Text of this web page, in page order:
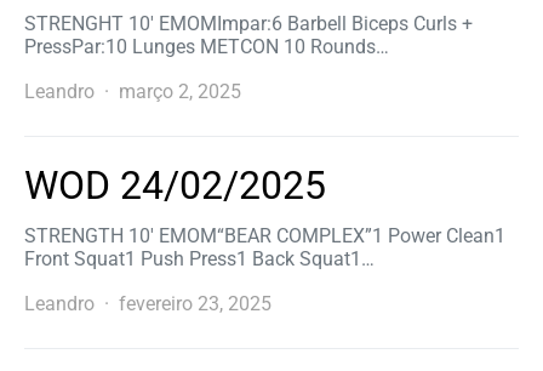
STRENGHT 10′ EMOMImpar:6 Barbell Biceps Curls +
PressPar:10 Lunges METCON 10 Rounds…
Leandro
março 2, 2025
WOD 24/02/2025
STRENGTH 10′ EMOM“BEAR COMPLEX”1 Power Clean1
Front Squat1 Push Press1 Back Squat1…
Leandro
fevereiro 23, 2025